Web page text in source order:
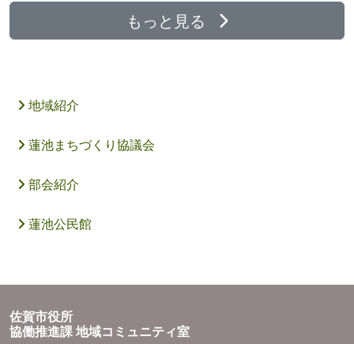
もっと見る
地域紹介
蓮池まちづくり協議会
部会紹介
蓮池公民館
佐賀市役所
協働推進課 地域コミュニティ室